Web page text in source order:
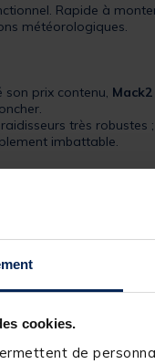
cookies.
de
Rapide à
météorologiques.
prix contenu, Mack2
très robustes
imbattable.